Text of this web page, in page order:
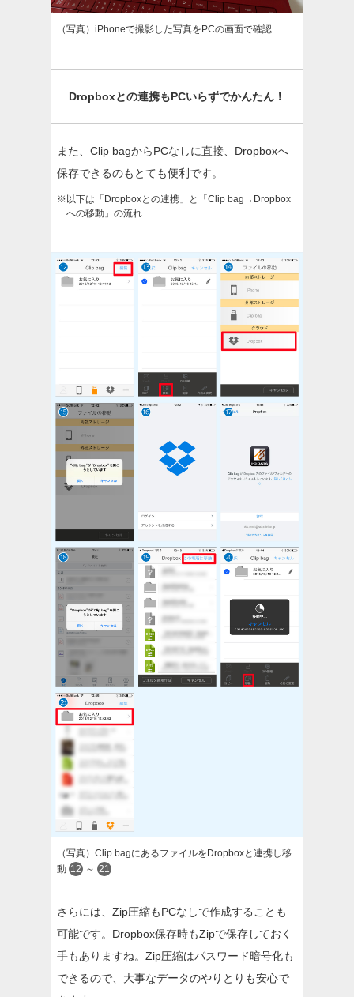
（写真）iPhoneで撮影した写真をPCの画面で確認
Dropboxとの連携もPCいらずでかんたん！
また、Clip bagからPCなしに直接、Dropboxへ
保存できるのもとても便利です。
※以下は「Dropboxとの連携」と「Clip bag→Dropbox
への移動」の流れ
（写真）Clip bagにあるファイルをDropboxと連携し移
動 12 ～ 21
さらには、Zip圧縮もPCなしで作成することも
可能です。Dropbox保存時もZipで保存しておく
手もありますね。Zip圧縮はパスワード暗号化も
できるので、大事なデータのやりとりも安心で